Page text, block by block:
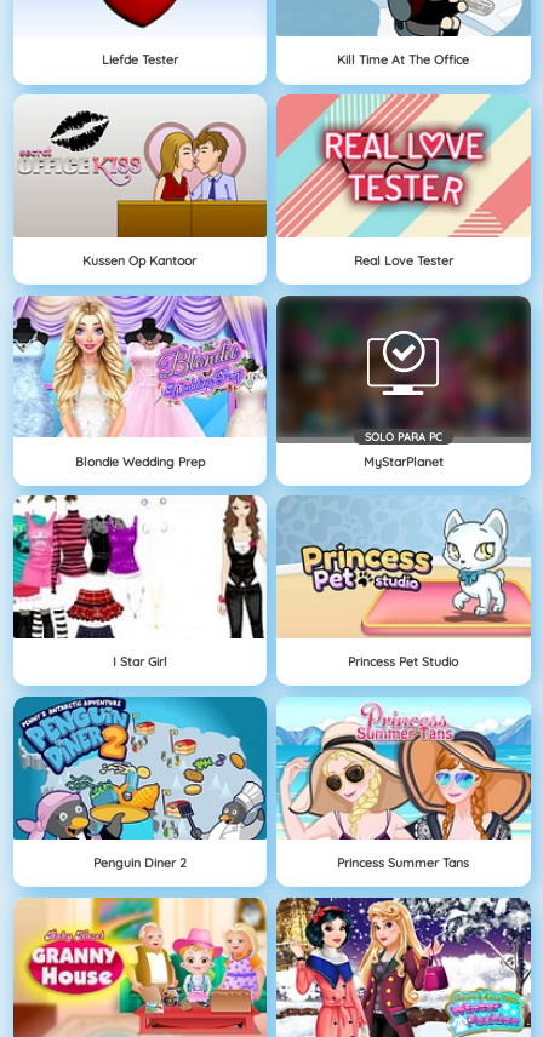
Liefde Tester Kill Time At The Office
Kussen Op Kantoor Real Love Tester
Blondie Wedding Prep
SOLO PARA PC
MyStarPlanet
I Star Girl Princess Pet Studio
Penguin Diner 2 Princess Summer Tans